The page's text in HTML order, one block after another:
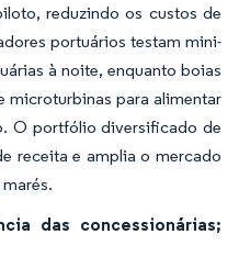
reduzindo os custos de
portuários testam mini-
à noite, enquanto boias
microturbinas para alimentar
O portfólio diversificado de
receita e amplia o mercado
das concessionárias;